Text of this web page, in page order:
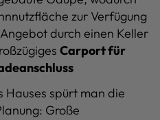
zur Verfügung
durch einen Keller
Carport für
Hauses spürt man die
Große